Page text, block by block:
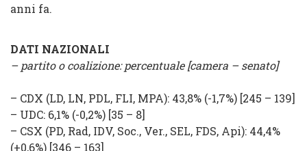
anni fa.
DATI NAZIONALI
– partito o coalizione: percentuale [camera – senato]
– CDX (LD, LN, PDL, FLI, MPA): 43,8% (-1,7%) [245 – 139]
– UDC: 6,1% (-0,2%) [35 – 8]
– CSX (PD, Rad, IDV, Soc., Ver., SEL, FDS, Api): 44,4%
(+0,6%) [346 – 163]